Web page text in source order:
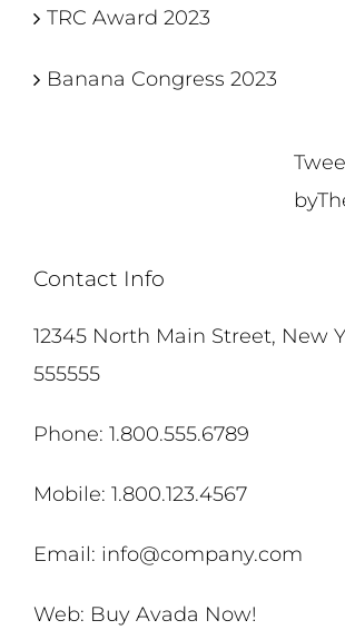
TRC Award 2023
Banana Congress 2023
Contact Info
12345 North Main Street, New
555555
Phone: 1.800.555.6789
Mobile: 1.800.123.4567
Email: info@company.com
Web: Buy Avada Now!